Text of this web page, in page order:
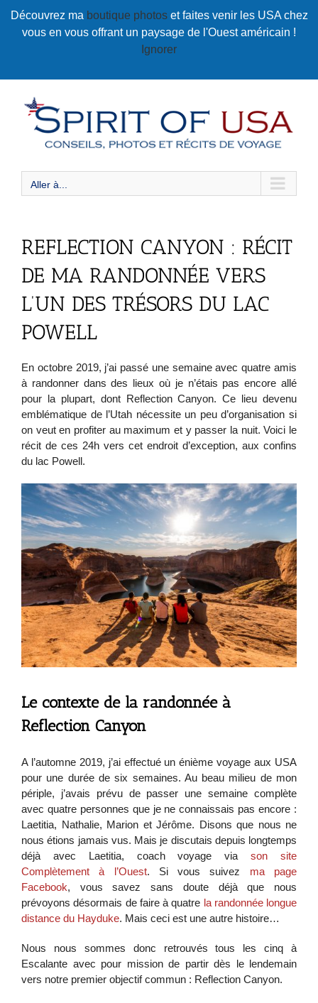
Découvrez ma boutique photos et faites venir les USA chez
vous en vous offrant un paysage de l'Ouest américain !
Ignorer
contenu
Aller à...
REFLECTION CANYON : RÉCIT
DE MA RANDONNÉE VERS
L’UN DES TRÉSORS DU LAC
POWELL
En octobre 2019, j’ai passé une semaine avec quatre amis
à randonner dans des lieux où je n’étais pas encore allé
pour la plupart, dont Reflection Canyon. Ce lieu devenu
emblématique de l’Utah nécessite un peu d’organisation si
on veut en profiter au maximum et y passer la nuit. Voici le
récit de ces 24h vers cet endroit d’exception, aux confins
du lac Powell.
Le contexte de la randonnée à
Reflection Canyon
A l’automne 2019, j’ai effectué un énième voyage aux USA
pour une durée de six semaines. Au beau milieu de mon
périple, j’avais prévu de passer une semaine complète
avec quatre personnes que je ne connaissais pas encore :
Laetitia, Nathalie, Marion et Jérôme. Disons que nous ne
nous étions jamais vus. Mais je discutais depuis longtemps
déjà avec Laetitia, coach voyage viason site
Complètement à l’Ouest. Si vous suivez ma page
Facebook, vous savez sans doute déjà que nous
prévoyons désormais de faire à quatre la randonnée longue
distance du Hayduke. Mais ceci est une autre histoire…
Nous nous sommes donc retrouvés tous les cinq à
Escalante avec pour mission de partir dès le lendemain
vers notre premier objectif commun : Reflection Canyon.